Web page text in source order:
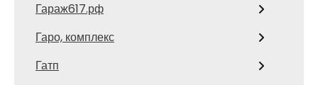
Гараж617.рф
Гаро, комплекс
Гатп